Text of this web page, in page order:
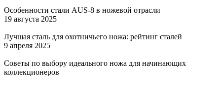
Особенности стали AUS-8 в ножевой отрасли
19 августа 2025
Лучшая сталь для охотничьего ножа: рейтинг сталей
9 апреля 2025
Советы по выбору идеального ножа для начинающих
коллекционеров